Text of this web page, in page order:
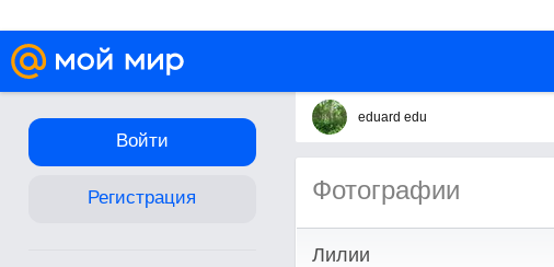
Войти
Регистрация
eduard edu
Фотографии
Лилии